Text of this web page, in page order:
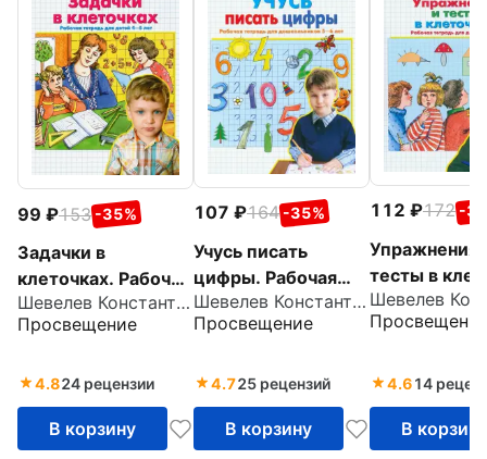
99 153 -35%
Задачки в
клеточках. Рабочая
тетрадь для детей
4-5 лет. ФГОС ДО
Шевелев Константин Валерьевич
Просвещение
4.824 рецензии
В корзину
107 164 -35%
Учусь писать
цифры. Рабочая
тетрадь для
дошкольников 5-6
Шевелев Константин Валерьевич
Просвещение
4.725 рецензий
В корзину
112 172 -
Упражнения
тесты в
5-6 лет.
тетрадь.
4.614
В корзину